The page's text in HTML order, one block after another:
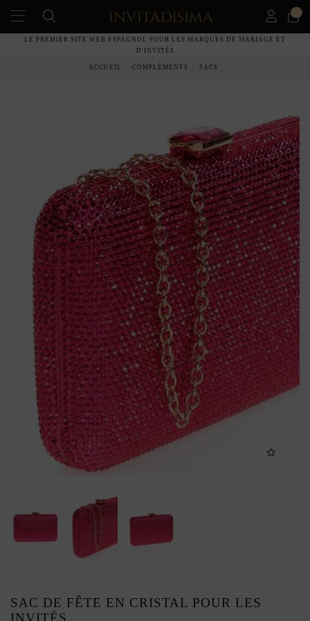
LE PREMIER SITE WEB ESPAGNOL POUR LES MARQUES DE MARIAGE ET
D'INVITÉS
ACCUEIL COMPLÉMENTS SACS
SAC DE FÊTE EN CRISTAL POUR LES
INVITÉS